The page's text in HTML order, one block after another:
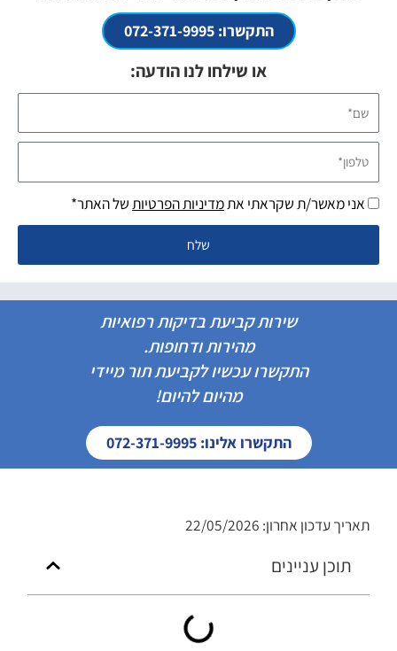
התקשרו: 072-371-9995
או שילחו לנו הודעה:
טלפון*
אני מאשר/ת שקראתי אתמדיניות הפרטיותשל האתר*
שלח
שירות קביעת בדיקות רפואיות
מהירות ודחופות.
התקשרו עכשיו לקביעת תור מיידי
מהיום להיום!
התקשרו אלינו: 072-371-9995
תאריך עדכון אחרון: 22/05/2026
תוכן עניינים